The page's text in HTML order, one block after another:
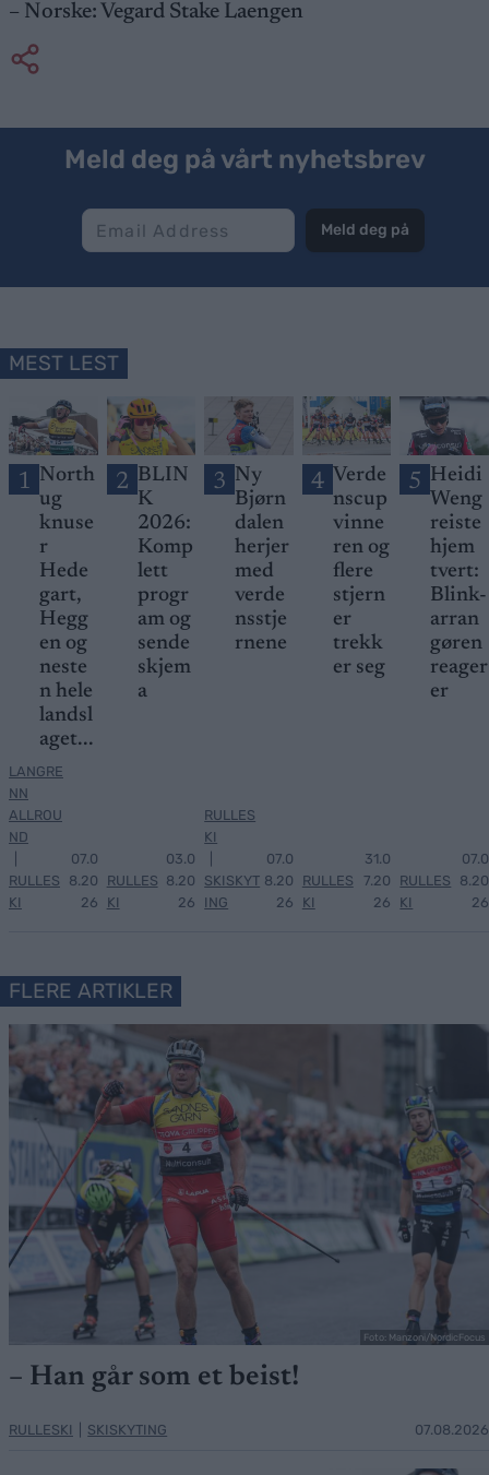
– Norske: Vegard Stake Laengen
Meld deg på vårt nyhetsbrev
Meld deg på
MEST LEST
1 North
ug
knuse
r
Hede
gart,
Hegg
en og
neste
n hele
landsl
aget...
LANGRE
NN
ALLROU
ND
RULLES
KI
07.0
8.20
26
2 BLIN
K
2026:
Komp
lett
progr
am og
sende
skjem
a
RULLES
KI
03.0
8.20
26
3 Ny
Bjørn
dalen
herjer
med
verde
nsstje
rnene
RULLES
KI
SKISKYT
ING
07.0
8.20
26
4 Verde
nscup
vinne
ren og
flere
stjern
er
trekk
er seg
RULLES
KI
31.0
7.20
26
5 Heidi
Weng
reiste
hjem
tvert:
Blink-
arran
gøren
reager
er
RULLES
KI
07.0
8.20
26
FLERE ARTIKLER
Foto: Manzoni/NordicFocus
– Han går som et beist!
RULLESKI SKISKYTING 07.08.2026